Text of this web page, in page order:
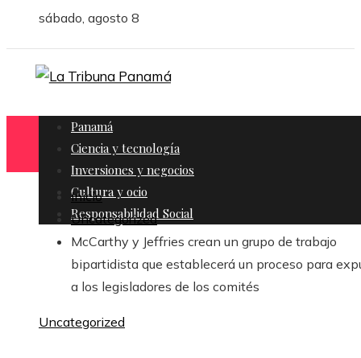
sábado, agosto 8
Panamá
Ciencia y tecnología
Inversiones y negocios
Cultura y ocio
Responsabilidad Social
Inicio
Uncategorized
McCarthy y Jeffries crean un grupo de trabajo
bipartidista que establecerá un proceso para
a los legisladores de los comités
Uncategorized